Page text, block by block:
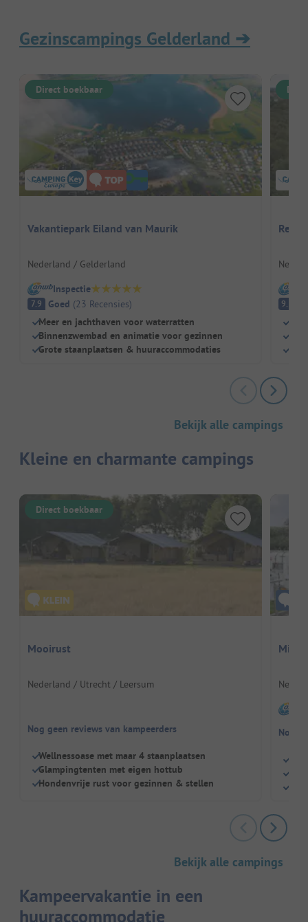
Gezinscampings Gelderland ➔
Direct boekbaar
Vakantiepark Eiland van Maurik
Nederland / Gelderland
Inspectie
7.9 Goed (23 Recensies)
Meer en jachthaven voor waterratten
Binnenzwembad en animatie voor gezinnen
Grote staanplaatsen & huuraccommodaties
9.5
Bekijk alle campings
Kleine en charmante campings
Direct boekbaar
Mooirust
Nederland / Utrecht / Leersum
Nog geen reviews van kampeerders
Wellnessoase met maar 4 staanplaatsen
Glampingtenten met eigen hottub
Hondenvrije rust voor gezinnen & stellen
Nog
Bekijk alle campings
Kampeervakantie in een
huuraccommodatie